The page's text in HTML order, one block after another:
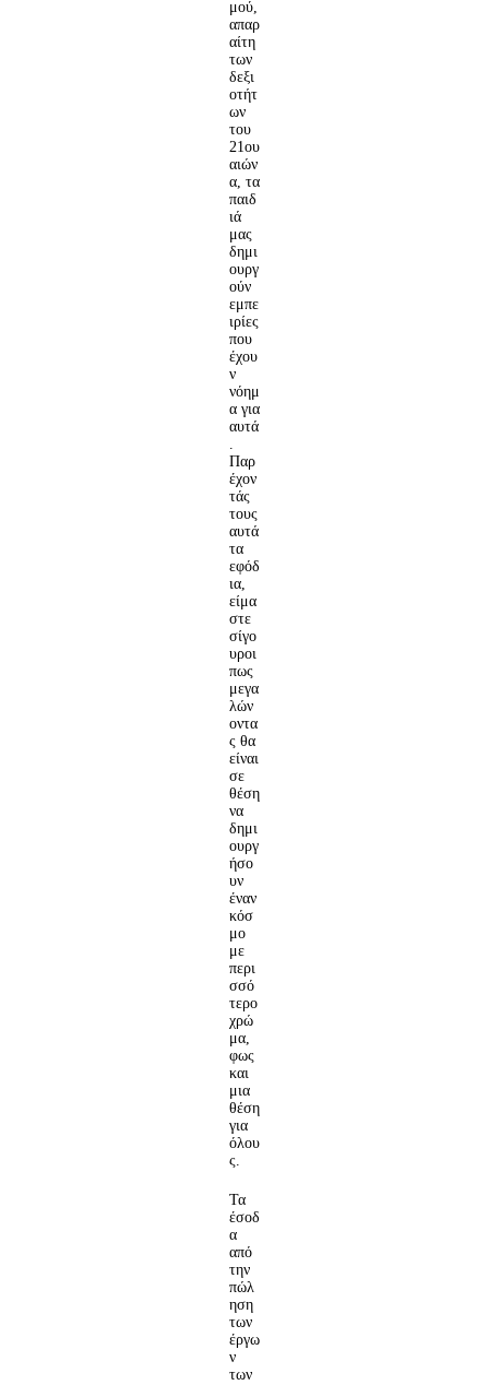
μού,
απαρ
αίτη
των
δεξι
οτήτ
ων
του
21ου
αιών
α, τα
παιδ
ιά
μας
δημι
ουργ
ούν
εμπε
ιρίες
που
έχου
ν
νόημ
α για
αυτά
.
Παρ
έχον
τάς
τους
αυτά
τα
εφόδ
ια,
είμα
στε
σίγο
υροι
πως
μεγα
λών
οντα
ς θα
είναι
σε
θέση
να
δημι
ουργ
ήσο
υν
έναν
κόσ
μο
με
περι
σσό
τερο
χρώ
μα,
φως
και
μια
θέση
για
όλου
ς.
Τα
έσοδ
α
από
την
πώλ
ηση
των
έργω
ν
των